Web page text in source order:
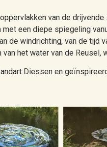
van de
een diepe spiegeling
de windrichting, van de tijd
het water van de Reusel,
Diessen en